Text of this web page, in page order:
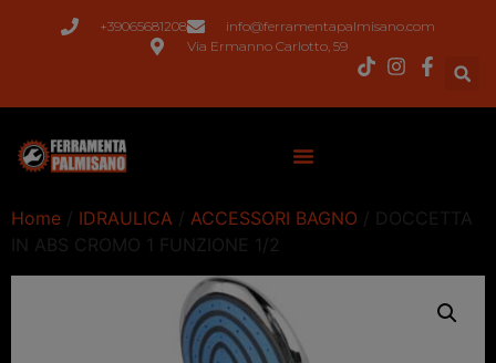
+39065681208
info@ferramentapalmisano.com
Via Ermanno Carlotto, 59
Home / IDRAULICA / ACCESSORI BAGNO / DOCCETTA
IN ABS CROMO 1 FUNZIONE 1/2